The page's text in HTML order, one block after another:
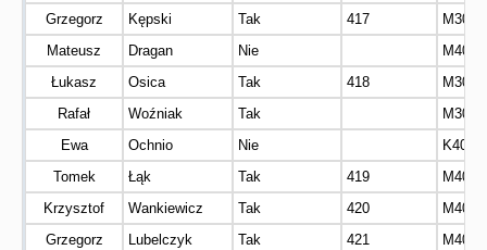
Grzegorz
Kępski Tak 417
M30
Mateusz
Dragan Nie
M40
Łukasz
Osica Tak 418
M30
Rafał
Woźniak Tak
M30
Ewa
Ochnio Nie
K40
Tomek
Łąk Tak 419
M40
Krzysztof
Wankiewicz Tak 420
M40
Grzegorz
Lubelczyk Tak 421
M40